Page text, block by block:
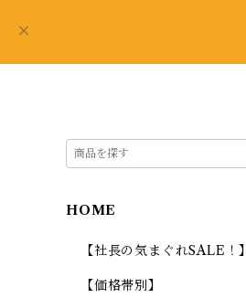
HOME
【社長の気まぐれSALE！】
【価格帯別】